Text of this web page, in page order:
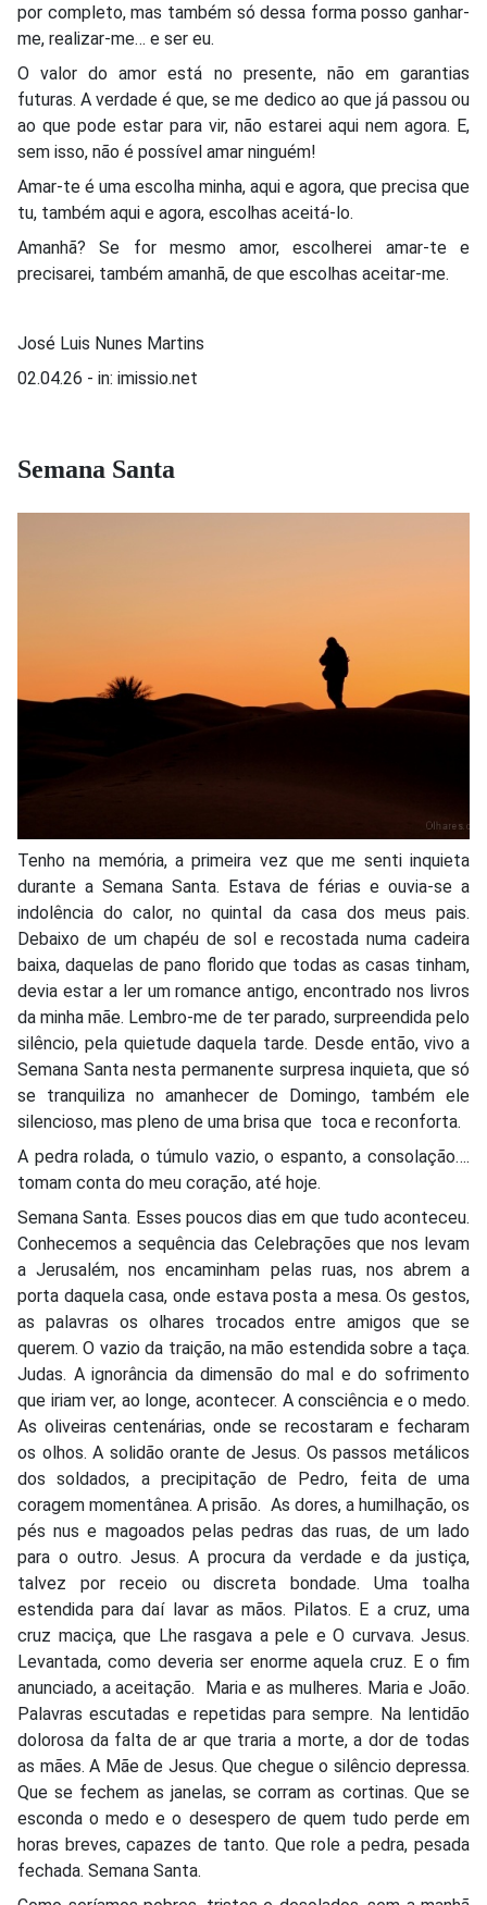
por completo, mas também só dessa forma posso ganhar-
me, realizar-me… e ser eu.
O valor do amor está no presente, não em garantias
futuras. A verdade é que, se me dedico ao que já passou ou
ao que pode estar para vir, não estarei aqui nem agora. E,
sem isso, não é possível amar ninguém!
Amar-te é uma escolha minha, aqui e agora, que precisa que
tu, também aqui e agora, escolhas aceitá-lo.
Amanhã? Se for mesmo amor, escolherei amar-te e
precisarei, também amanhã, de que escolhas aceitar-me.
José Luis Nunes Martins
02.04.26 - in: imissio.net
Semana Santa
Tenho na memória, a primeira vez que me senti inquieta
durante a Semana Santa. Estava de férias e ouvia-se a
indolência do calor, no quintal da casa dos meus pais.
Debaixo de um chapéu de sol e recostada numa cadeira
baixa, daquelas de pano florido que todas as casas tinham,
devia estar a ler um romance antigo, encontrado nos livros
da minha mãe. Lembro-me de ter parado, surpreendida pelo
silêncio, pela quietude daquela tarde. Desde então, vivo a
Semana Santa nesta permanente surpresa inquieta, que só
se tranquiliza no amanhecer de Domingo, também ele
silencioso, mas pleno de uma brisa que toca e reconforta.
A pedra rolada, o túmulo vazio, o espanto, a consolação….
tomam conta do meu coração, até hoje.
Semana Santa. Esses poucos dias em que tudo aconteceu.
Conhecemos a sequência das Celebrações que nos levam
a Jerusalém, nos encaminham pelas ruas, nos abrem a
porta daquela casa, onde estava posta a mesa. Os gestos,
as palavras os olhares trocados entre amigos que se
querem. O vazio da traição, na mão estendida sobre a taça.
Judas. A ignorância da dimensão do mal e do sofrimento
que iriam ver, ao longe, acontecer. A consciência e o medo.
As oliveiras centenárias, onde se recostaram e fecharam
os olhos. A solidão orante de Jesus. Os passos metálicos
dos soldados, a precipitação de Pedro, feita de uma
coragem momentânea. A prisão. As dores, a humilhação, os
pés nus e magoados pelas pedras das ruas, de um lado
para o outro. Jesus. A procura da verdade e da justiça,
talvez por receio ou discreta bondade. Uma toalha
estendida para daí lavar as mãos. Pilatos. E a cruz, uma
cruz maciça, que Lhe rasgava a pele e O curvava. Jesus.
Levantada, como deveria ser enorme aquela cruz. E o fim
anunciado, a aceitação. Maria e as mulheres. Maria e João.
Palavras escutadas e repetidas para sempre. Na lentidão
dolorosa da falta de ar que traria a morte, a dor de todas
as mães. A Mãe de Jesus. Que chegue o silêncio depressa.
Que se fechem as janelas, se corram as cortinas. Que se
esconda o medo e o desespero de quem tudo perde em
horas breves, capazes de tanto. Que role a pedra, pesada
fechada. Semana Santa.